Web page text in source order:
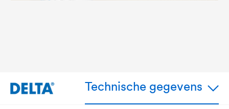
Technische gegevens